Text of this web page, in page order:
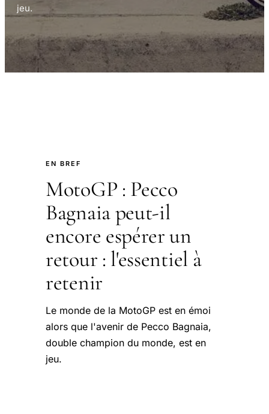
jeu.
EN BREF
MotoGP : Pecco
Bagnaia peut-il
encore espérer un
retour : l'essentiel à
retenir
Le monde de la MotoGP est en émoi
alors que l'avenir de Pecco Bagnaia,
double champion du monde, est en
jeu.